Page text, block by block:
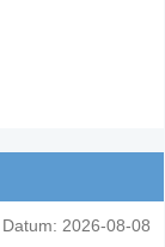
Datum: 2026-08-08